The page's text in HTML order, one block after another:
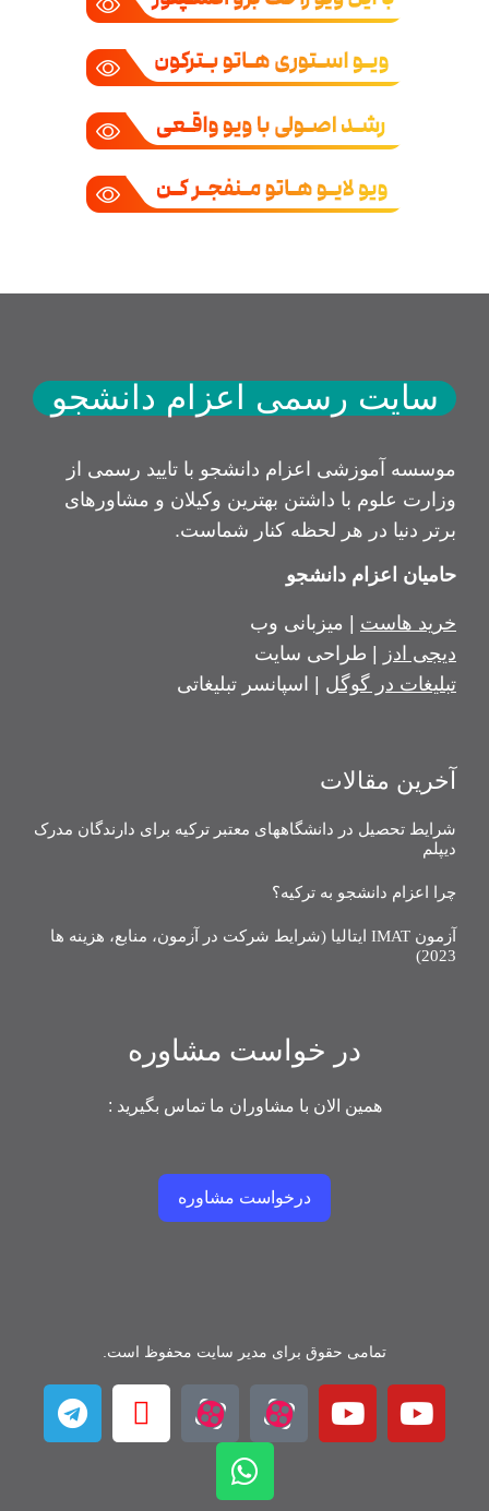
سایت رسمی اعزام دانشجو
موسسه آموزشی اعزام دانشجو با تایید رسمی از
وزارت علوم با داشتن بهترین وکیلان و مشاورهای
برتر دنیا در هر لحظه کنار شماست.
حامیان اعزام دانشجو
خرید هاست | میزبانی وب
دیجی ادز
| طراحی سایت
تبلیغات در گوگل | اسپانسر تبلیغاتی
آخرین مقالات
شرایط تحصیل در دانشگاههای معتبر ترکیه برای دارندگان مدرک
دیپلم
چرا اعزام دانشجو به ترکیه؟
آزمون IMAT ایتالیا (شرایط شرکت در آزمون، منابع، هزینه ها
2023)
در خواست مشاوره
همین الان با مشاوران ما تماس بگیرید :
درخواست مشاوره
تمامی حقوق برای مدیر سایت محفوظ است.